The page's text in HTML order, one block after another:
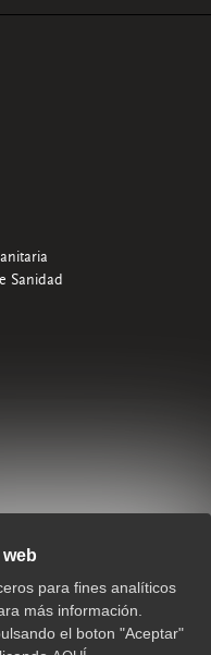
Sanidad
para fines analíticos
más información.
el boton "Aceptar"